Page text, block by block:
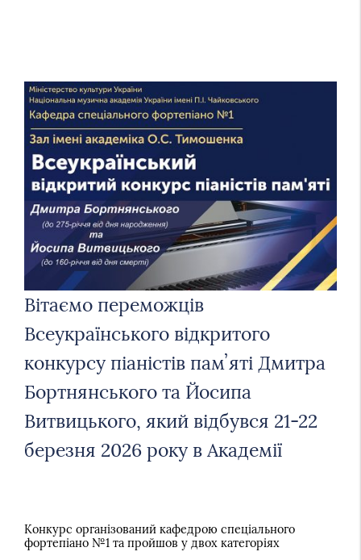
Вітаємо переможців
Всеукраїнського відкритого
конкурсу піаністів памʼяті Дмитра
Бортнянського та Йосипа
Витвицького, який відбувся 21-22
березня 2026 року в Академії
Конкурс організований кафедрою спеціального
фортепіано №1 та пройшов у двох категоріях